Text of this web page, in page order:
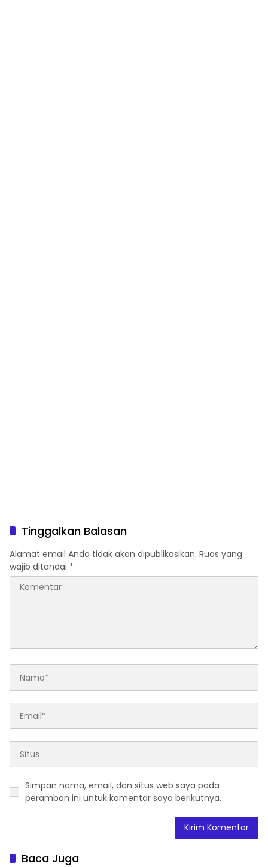
Tinggalkan Balasan
Alamat email Anda tidak akan dipublikasikan. Ruas yang
wajib ditandai *
Simpan nama, email, dan situs web saya pada
peramban ini untuk komentar saya berikutnya.
Baca Juga